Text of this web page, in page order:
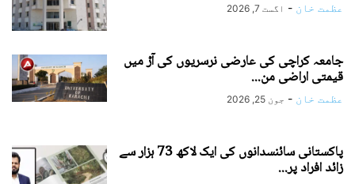
عظمت خان - اگست 7, 2026
جامعہ کراچی کی عارضی نرسریوں کی آڑ میں
قیمتی اراضی من...
عظمت خان - جون 25, 2026
پاکستانی سائنسدانوں کی ایک لاکھ 73 ہزار سے
زائد افراد پر...